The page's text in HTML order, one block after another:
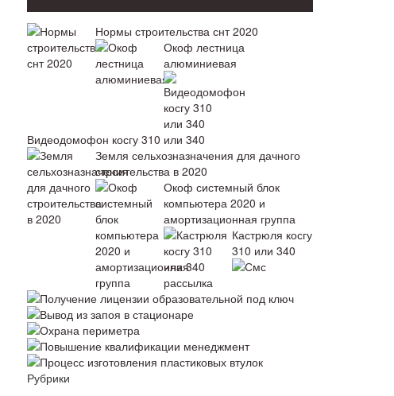
Нормы строительства снт 2020
Окоф лестница
алюминиевая
Видеодомофон косгу 310 или 340
Земля сельхозназначения для дачного
строительства в 2020
Окоф системный блок
компьютера 2020 и
амортизационная группа
Кастрюля косгу
310 или 340
Смс
рассылка
Получение лицензии образовательной под ключ
Вывод из запоя в стационаре
Охрана периметра
Повышение квалификации менеджмент
Процесс изготовления пластиковых втулок
Рубрики